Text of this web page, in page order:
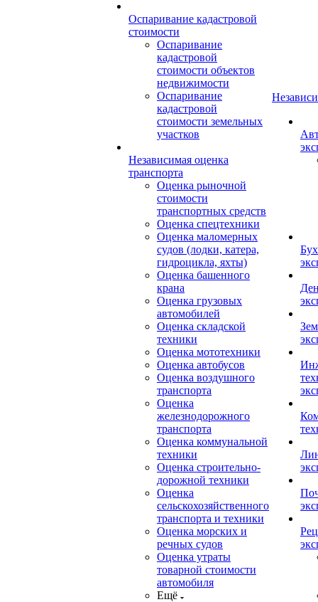
Оспаривание кадастровой
стоимости
Оспаривание
кадастровой
стоимости объектов
недвижимости
Оспаривание
кадастровой
стоимости земельных
участков
Независимая оценка
транспорта
Оценка рыночной
стоимости
транспортных средств
Оценка спецтехники
Оценка маломерных
судов (лодки, катера,
гидроцикла, яхты)
Оценка башенного
крана
Оценка грузовых
автомобилей
Оценка складской
техники
Оценка мототехники
Оценка автобусов
Оценка воздушного
транспорта
Оценка
железнодорожного
транспорта
Оценка коммунальной
техники
Оценка строительно-
дорожной техники
Оценка
сельскохозяйственного
транспорта и техники
Оценка морских и
речных судов
Оценка утраты
товарной стоимости
автомобиля
Ещё